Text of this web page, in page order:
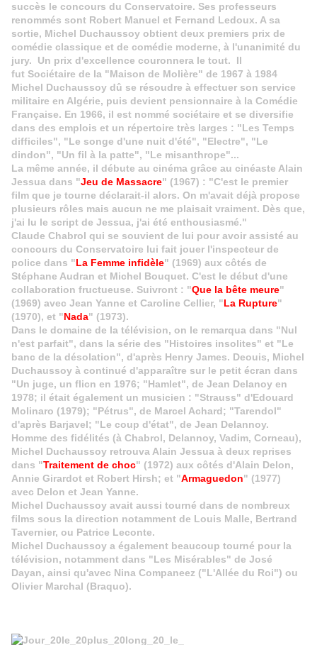
succès le concours du Conservatoire. Ses professeurs
renommés sont Robert Manuel et Fernand Ledoux. A sa
sortie, Michel Duchaussoy obtient deux premiers prix de
comédie classique et de comédie moderne, à l'unanimité du
jury. Un prix d'excellence couronnera le tout. Il
fut Sociétaire de la "Maison de Molière" de 1967 à 1984
Michel Duchaussoy dû se résoudre à effectuer son service
militaire en Algérie, puis devient pensionnaire à la Comédie
Française. En 1966, il est nommé sociétaire et se diversifie
dans des emplois et un répertoire très larges : "Les Temps
difficiles", "Le songe d'une nuit d'été", "Electre", "Le
dindon", "Un fil à la patte", "Le misanthrope"...
La même année, il débute au cinéma grâce au cinéaste Alain
Jessua dans "Jeu de Massacre" (1967) : "C'est le premier
film que je tourne déclarait-il alors. On m'avait déjà propose
plusieurs rôles mais aucun ne me plaisait vraiment. Dès que,
j'ai lu le script de Jessua, j'ai été enthousiasmé."
Claude Chabrol qui se souvient de lui pour avoir assisté au
concours du Conservatoire lui fait jouer l'inspecteur de
police dans "La Femme infidèle" (1969) aux côtés de
Stéphane Audran et Michel Bouquet. C'est le début d'une
collaboration fructueuse. Suivront : "Que la bête meure"
(1969) avec Jean Yanne et Caroline Cellier, "La Rupture"
(1970), et "Nada" (1973).
Dans le domaine de la télévision, on le remarqua dans "Nul
n'est parfait", dans la série des "Histoires insolites" et "Le
banc de la désolation", d'après Henry James. Deouis, Michel
Duchaussoy à continué d'apparaître sur le petit écran dans
"Un juge, un flicn en 1976; "Hamlet", de Jean Delanoy en
1978; il était également un musicien : "Strauss" d'Edouard
Molinaro (1979); "Pétrus", de Marcel Achard; "Tarendol"
d'après Barjavel; "Le coup d'état", de Jean Delannoy.
Homme des fidélités (à Chabrol, Delannoy, Vadim, Corneau),
Michel Duchaussoy retrouva Alain Jessua à deux reprises
dans "Traitement de choc" (1972) aux côtés d'Alain Delon,
Annie Girardot et Robert Hirsh; et "Armaguedon" (1977)
avec Delon et Jean Yanne.
Michel Duchaussoy avait aussi tourné dans de nombreux
films sous la direction notamment de Louis Malle, Bertrand
Tavernier, ou Patrice Leconte.
Michel Duchaussoy a également beaucoup tourné pour la
télévision, notamment dans "Les Misérables" de José
Dayan, ainsi qu'avec Nina Companeez ("L'Allée du Roi") ou
Olivier Marchal (Braquo).